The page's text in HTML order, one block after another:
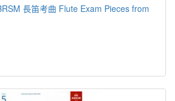
長笛考曲 Flute Exam Pieces from